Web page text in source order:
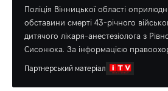
Поліція Вінницької області
обставини смерті 43-річного
дитячого лікаря-анестезіолога з
Сисонюка. За інформацією
Партнерський матеріал